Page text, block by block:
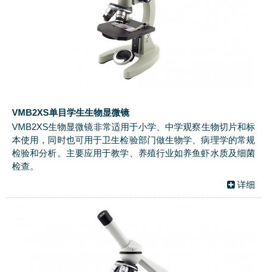
VMB2XS单目学生生物显微镜
VMB2XS生物显微镜非常适用于小学、中学观察生物切片和标
本使用，同时也可用于卫生检验部门做生物学、病理学的常规
检验和分析。主要应用于教学、养殖行业如养鱼虾水质及细菌
检查。
详细